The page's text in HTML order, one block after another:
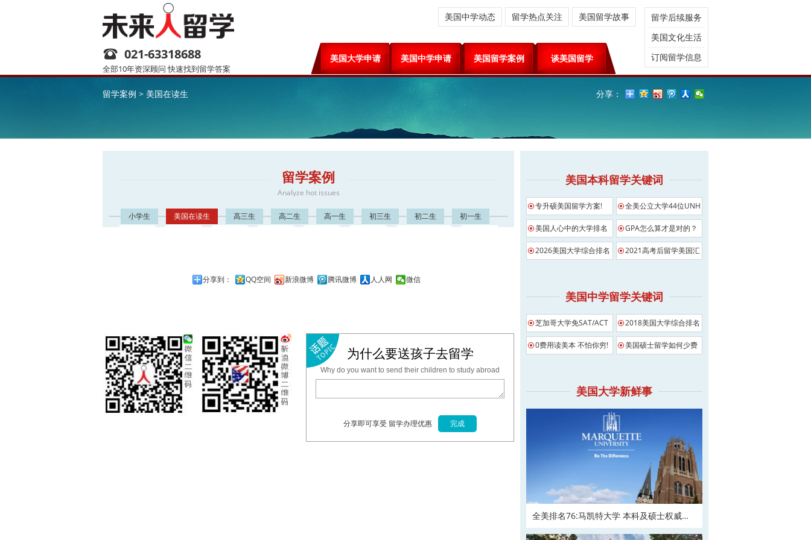
021-63318688
全部10年资深顾问 快速找到留学答案
美国大学申请 美国中学申请 美国留学案例 谈美国留学
美国中学动态 留学热点关注 美国留学故事
留学后续服务
美国文化生活
订阅留学信息
留学案例 > 美国在读生 分享：
留学案例
Analyze hot issues
小学生 美国在读生 高三生 高二生 高一生 初三生 初二生 初一生
分享到： QQ空间 新浪微博 腾讯微博 人人网 微信
为什么要送孩子去留学
Why do you want to send their children to study abroad
分享即可享受 留学办理优惠
美国本科留学关键词
专升硕美国留学方案! 全美公立大学44位UNH
美国人心中的大学排名 GPA怎么算才是对的？
2026美国大学综合排名
2021高考后留学美国汇
美国中学留学关键词
芝加哥大学免SAT/ACT
影响
2018美国大学综合排名
0费用读美本 不怕你穷!
美国硕士留学如何少费
美国大学新鲜事
全美排名76:马凯特大学 本科及硕士权威申